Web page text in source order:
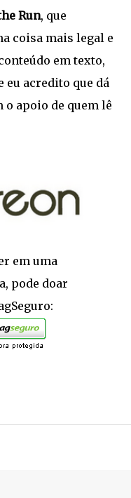
Run, que
coisa mais legal e
em texto,
eu acredito que dá
apoio de quem lê
em uma
pode doar